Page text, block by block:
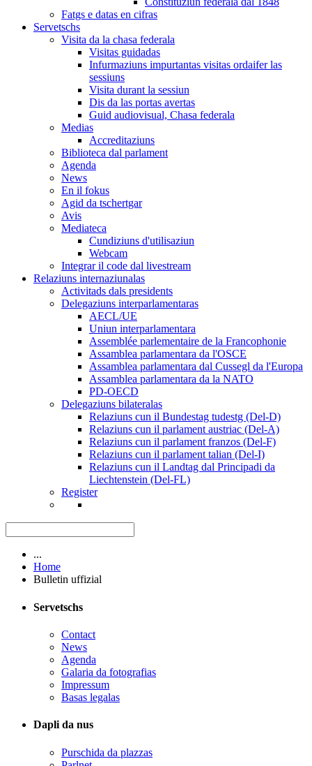
Fatgs e datas en cifras
Servetschs
Visita da la chasa federala
Visitas guidadas
Infurmaziuns impurtantas visitas ordaifer las
sessiuns
Visita durant la sessiun
Dis da las portas avertas
Guid audiovisual, Chasa federala
Medias
Accreditaziuns
Biblioteca dal parlament
Agenda
News
En il fokus
Agid da tschertgar
Avis
Mediateca
Cundiziuns d'utilisaziun
Webcam
Integrar il code dal livestream
Relaziuns internaziunalas
Activitads dals presidents
Delegaziuns interparlamentaras
AECL/UE
Uniun interparlamentara
Assemblée parlementaire de la Francophonie
Assamblea parlamentara da l'OSCE
Assamblea parlamentara dal Cussegl da l'Europa
Assamblea parlamentara da la NATO
PD-OECD
Delegaziuns bilateralas
Relaziuns cun il Bundestag tudestg (Del-D)
Relaziuns cun il parlament austriac (Del-A)
Relaziuns cun il parlament franzos (Del-F)
Relaziuns cun il parlament talian (Del-I)
Relaziuns cun il Landtag dal Principadi da
Liechtenstein (Del-FL)
Register
...
Home
Bulletin uffizial
Servetschs
Contact
News
Agenda
Galaria da fotografias
Impressum
Basas legalas
Dapli da nus
Purschida da plazzas